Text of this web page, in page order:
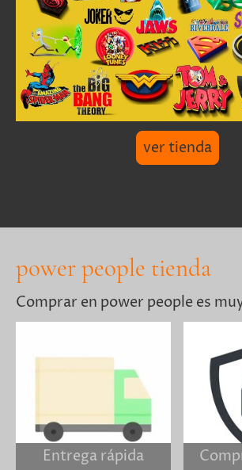
ver tienda
power people tienda
Comprar en power people es
Entrega rápida